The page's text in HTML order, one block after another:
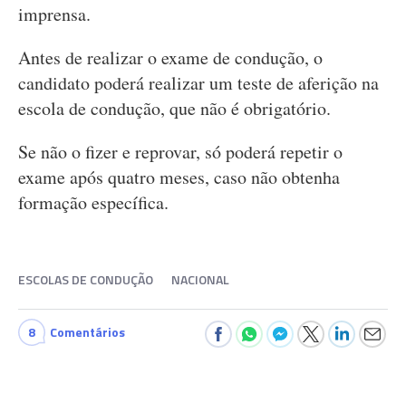
imprensa.
Antes de realizar o exame de condução, o
candidato poderá realizar um teste de aferição na
escola de condução, que não é obrigatório.
Se não o fizer e reprovar, só poderá repetir o
exame após quatro meses, caso não obtenha
formação específica.
ESCOLAS DE CONDUÇÃO NACIONAL
8 Comentários